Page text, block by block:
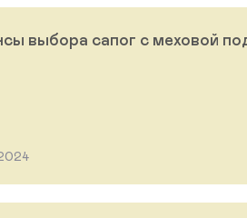
выбора сапог с меховой